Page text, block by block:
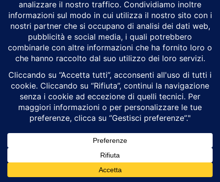
erin2521983238
0 ARTICOLI 0 Commenti
erinbeattie077
0 ARTICOLI 0 Commenti
erintaverner070
Ermanno54
0 Commenti